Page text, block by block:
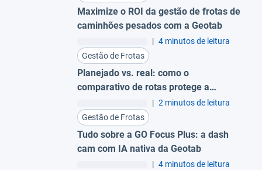
Maximize o ROI da gestão de frotas de
caminhões pesados com a Geotab
| 4 minutos de leitura
Gestão de Frotas
Planejado vs. real: como o
comparativo de rotas protege a
margem da sua operação
| 2 minutos de leitura
Gestão de Frotas
Tudo sobre a GO Focus Plus: a dash
cam com IA nativa da Geotab
| 4 minutos de leitura